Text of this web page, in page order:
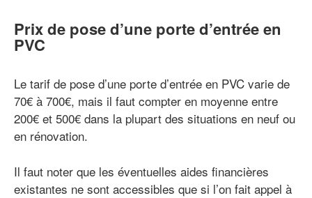
Prix de pose d’une porte d’entrée en
PVC
Le tarif de pose d’une porte d’entrée en PVC varie de
70€ à 700€, mais il faut compter en moyenne entre
200€ et 500€ dans la plupart des situations en neuf ou
en rénovation.
Il faut noter que les éventuelles aides financières
existantes ne sont accessibles que si l’on fait appel à